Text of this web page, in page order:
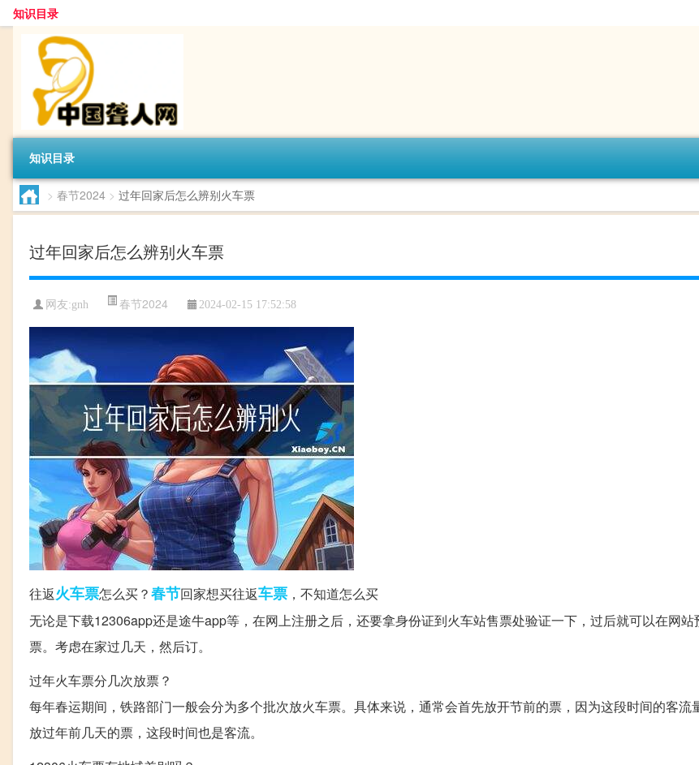
知识目录
知识目录
> 春节2024 > 过年回家后怎么辨别火车票
过年回家后怎么辨别火车票
网友:gnh 春节2024 2024-02-15 17:52:58
往返火车票怎么买？春节回家想买往返车票 ，不知道怎么买
无论是下载12306app还是途牛app等，在网上注册之后，还要拿身份证到火车站售票处验证一下，过后就可以在网
票。考虑在家过几天，然后订。
过年火车票分几次放票？
每年春运期间，铁路部门一般会分为多个批次放火车票。具体来说，通常会首先放开节前的票，因为这段时间的客流
放过年前几天的票，这段时间也是客流。